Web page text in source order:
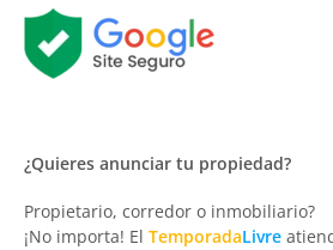
¿Quieres anunciar tu propiedad?
Propietario, corredor o inmobiliario?
¡No importa! El TemporadaLivre